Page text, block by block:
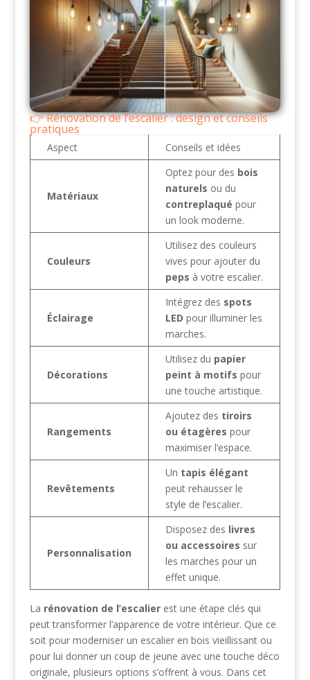
Rénovation de l’escalier : design et conseils
pratiques
Aspect Conseils et idées
Matériaux
Optez pour des bois
naturels ou du
contreplaqué pour
un look moderne.
Couleurs
Utilisez des couleurs
vives pour ajouter du
peps à votre escalier.
Éclairage
Intégrez des spots
LED pour illuminer les
marches.
Décorations
Utilisez du papier
peint à motifs pour
une touche artistique.
Rangements
Ajoutez des tiroirs
ou étagères pour
maximiser l’espace.
Revêtements
Un tapis élégant
peut rehausser le
style de l’escalier.
Personnalisation
Disposez des livres
ou accessoires sur
les marches pour un
effet unique.
La rénovation de l’escalierest une étape clés qui
peut transformer l’apparence de votre intérieur. Que ce
soit pour moderniser un escalier en bois vieillissant ou
pour lui donner un coup de jeune avec une touche déco
originale, plusieurs options s’offrent à vous. Dans cet